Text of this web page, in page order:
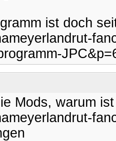
ist doch
Mods, warum